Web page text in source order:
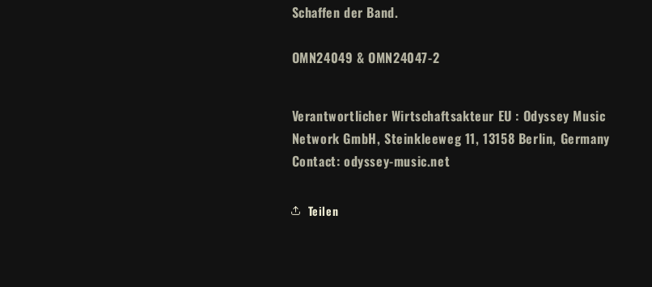
Schaffen der Band.
OMN24049 & OMN24047-2
Verantwortlicher Wirtschaftsakteur EU : Odyssey Music
Network GmbH, Steinkleeweg 11, 13158 Berlin, Germany
Contact: odyssey-music.net
Teilen